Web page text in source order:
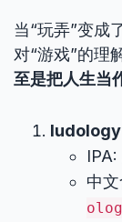
当“玩弄”变成
对“游戏”的理
至是把人生当
ludology
IPA:
中